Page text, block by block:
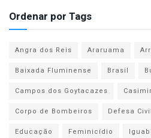
Ordenar por Tags
Angra dos Reis Araruama
Baixada Fluminense
Brasil
Campos dos Goytacazes
Corpo de Bombeiros
Defesa Civil
Educação
Feminicídio